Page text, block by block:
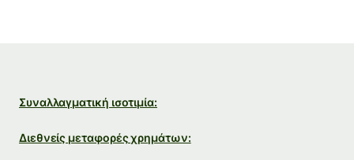
Συναλλαγματική ισοτιμία:
Διεθνείς μεταφορές χρημάτων: